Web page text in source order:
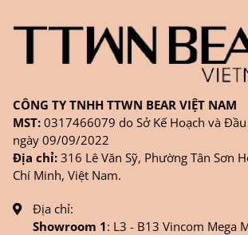
CÔNG TY TNHH TTWN BEAR VIỆT NAM
MST: 0317466079 do Sở Kế Hoạch và Đầu
ngày 09/09/2022
Địa chỉ: 316 Lê Văn Sỹ, Phường Tân Sơn
Chí Minh, Việt Nam.
Địa chỉ:
Showroom 1: L3 - B13 Vincom Mega